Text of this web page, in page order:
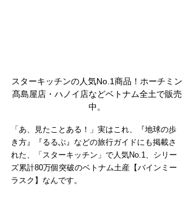
スターキッチンの人気No.1商品！ホーチミン
髙島屋店・ハノイ店などベトナム全土で販売
中。
「あ、見たことある！」実はこれ、『地球の歩
き方』『るるぶ』などの旅行ガイドにも掲載さ
れた、「スターキッチン」で人気No.1、シリー
ズ累計80万個突破のベトナム土産【バインミー
ラスク】なんです。